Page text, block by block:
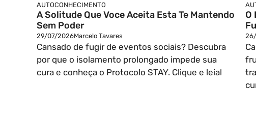
AUTOCONHECIMENTO
A Solitude Que Voce Aceita Esta Te Mantendo
Sem Poder
29/07/2026Marcelo Tavares
Cansado de fugir de eventos sociais? Descubra
por que o isolamento prolongado impede sua
cura e conheça o Protocolo STAY. Clique e leia!
O